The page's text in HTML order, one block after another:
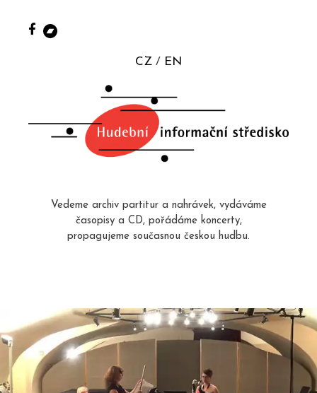
CZ EN
Vedeme archiv partitur a nahrávek, vydáváme
časopisy a CD, pořádáme koncerty,
propagujeme současnou českou hudbu.